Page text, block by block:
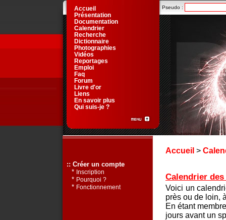
Accueil >
Calendrier
Voici un
près ou de loin,
En étant
jours avant un
Pseudo :
Accueil
Présentation
Documentation
Calendrier
Recherche
Dictionnaire
Photographies
Vidéos
Reportages
Emploi
Faq
Forum
Livre d'or
Liens
En savoir plus
Qui suis-je ?
:: Créer un compte
* Inscription
* Pourquoi ?
* Fonctionnement